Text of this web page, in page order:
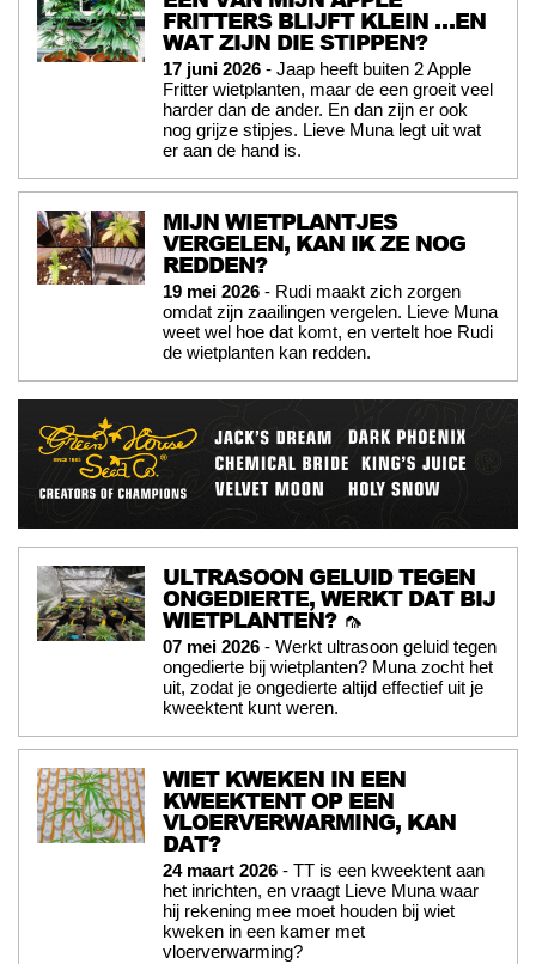
FRITTERS BLIJFT KLEIN …EN
WAT ZIJN DIE STIPPEN?
17 juni 2026 - Jaap heeft buiten 2 Apple
Fritter wietplanten, maar de een groeit veel
harder dan de ander. En dan zijn er ook
nog grijze stipjes. Lieve Muna legt uit wat
er aan de hand is.
MIJN WIETPLANTJES
VERGELEN, KAN IK ZE NOG
REDDEN?
19 mei 2026 - Rudi maakt zich zorgen
omdat zijn zaailingen vergelen. Lieve Muna
weet wel hoe dat komt, en vertelt hoe Rudi
de wietplanten kan redden.
ULTRASOON GELUID TEGEN
ONGEDIERTE, WERKT DAT BIJ
WIETPLANTEN? 🦟
07 mei 2026 - Werkt ultrasoon geluid tegen
ongedierte bij wietplanten? Muna zocht het
uit, zodat je ongedierte altijd effectief uit je
kweektent kunt weren.
WIET KWEKEN IN EEN
KWEEKTENT OP EEN
VLOERVERWARMING, KAN
DAT?
24 maart 2026 - TT is een kweektent aan
het inrichten, en vraagt Lieve Muna waar
hij rekening mee moet houden bij wiet
kweken in een kamer met
vloerverwarming?